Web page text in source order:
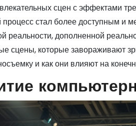
сцен с эффектами
процесс стал более доступным и
реальности, дополненной
сцены, которые завораживают
и как они влияют на